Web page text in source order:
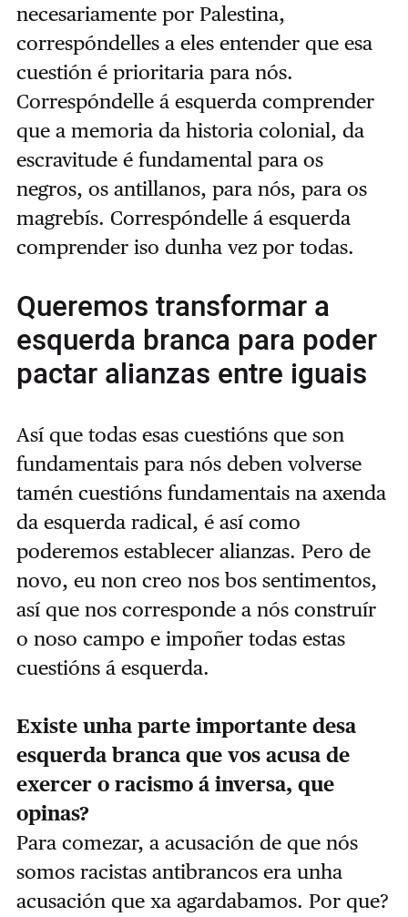
necesariamente por Palestina,
correspóndelles a eles entender que esa
cuestión é prioritaria para nós.
Correspóndelle á esquerda comprender
que a memoria da historia colonial, da
escravitude é fundamental para os
negros, os antillanos, para nós, para os
magrebís. Correspóndelle á esquerda
comprender iso dunha vez por todas.
Queremos transformar a
esquerda branca para poder
pactar alianzas entre iguais
Así que todas esas cuestións que son
fundamentais para nós deben volverse
tamén cuestións fundamentais na axenda
da esquerda radical, é así como
poderemos establecer alianzas. Pero de
novo, eu non creo nos bos sentimentos,
así que nos corresponde a nós construír
o noso campo e impoñer todas estas
cuestións á esquerda.
Existe unha parte importante desa
esquerda branca que vos acusa de
exercer o racismo á inversa, que
opinas?
Para comezar, a acusación de que nós
somos racistas antibrancos era unha
acusación que xa agardabamos. Por que?